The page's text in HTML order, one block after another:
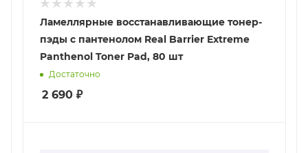
Ламеллярные восстанавливающие тонер-
пэды с пантенолом Real Barrier Extreme
Panthenol Toner Pad, 80 шт
Достаточно
2 690 ₽